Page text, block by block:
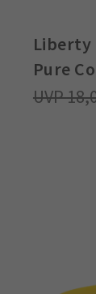
Liberty
Pure